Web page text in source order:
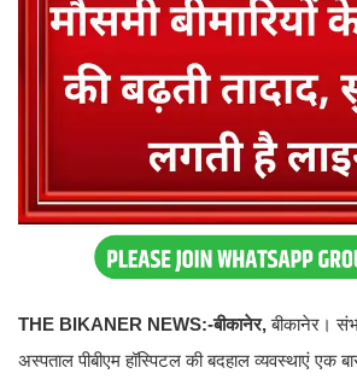
THE BIKANER NEWS:-बीकानेर,बीकानेर।
अस्पताल पीबीएम हॉस्पिटल की बदहाल व्यवस्थाएं एक